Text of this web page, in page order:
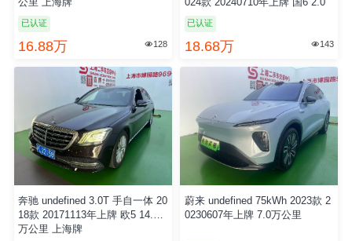
已认证
15.58万
已认证
16.88万
奥迪 undefined 2.0TFSI 双离合
40TFSI Quattro RS套件燃速型 2
024款 20240710年上牌 国6 2.0
万公里
已认证
奔驰 undefined 3.0T 手自一体 20
18款 20171113年上牌 欧5 14.0
万公里 上海牌